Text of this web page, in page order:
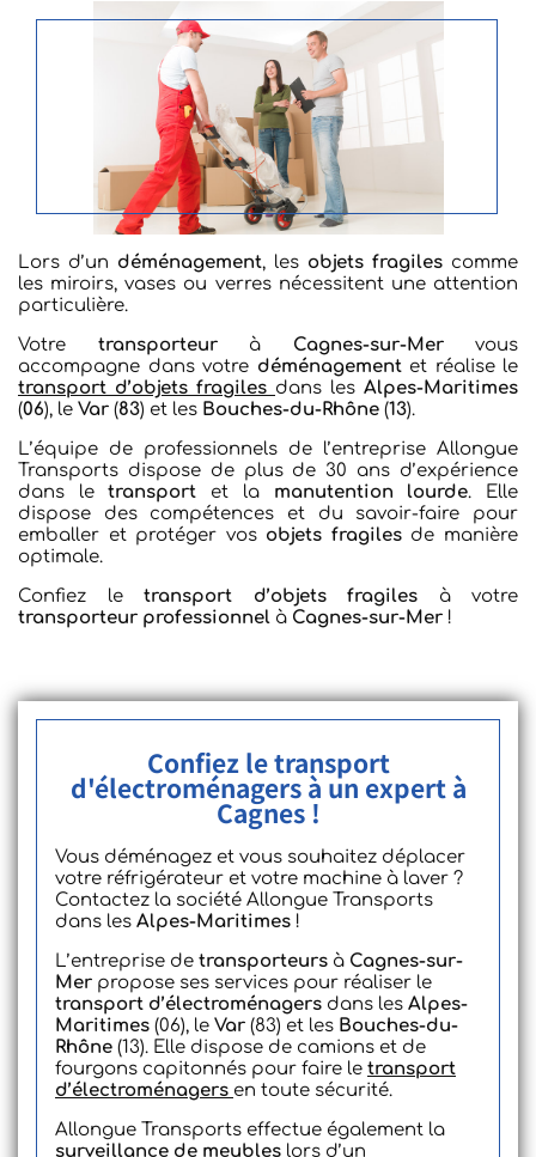
Lors d’un déménagement, les objets fragiles comme
les miroirs, vases ou verres nécessitent une attention
particulière.
Votre transporteurà Cagnes-sur-Mervous
accompagne dans votre déménagementet réalise le
transport d’objets fragiles dans les Alpes-Maritimes
(06), le Var (83) et les Bouches-du-Rhône (13).
L’équipe de professionnels de l’entreprise Allongue
Transports dispose de plus de 30 ans d’expérience
dans letransport et la manutention lourde. Elle
dispose des compétences et du savoir-faire pour
emballer et protéger vos objets fragilesde manière
optimale.
Confiez le transport d’objets fragiles à votre
transporteur professionnel à Cagnes-sur-Mer !
Confiez le transport
d'électroménagers à un expert à
Cagnes !
Vous déménagez et vous souhaitez déplacer
votre réfrigérateur et votre machine à laver ?
Contactez la société Allongue Transports
dans les Alpes-Maritimes !
L’entreprise de transporteurs à Cagnes-sur-
Mer propose ses services pour réaliser le
transport d’électroménagers dans les Alpes-
Maritimes (06), le Var (83) et les Bouches-du-
Rhône (13). Elle dispose de camions et de
fourgons capitonnés pour faire le transport
d’électroménagers en toute sécurité.
Allongue Transports effectue également la
surveillance de meubles lors d’un